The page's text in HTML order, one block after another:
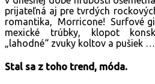
prijateľná aj pre tvrdých
romantika, Morricone! Surfové
mexické trúbky, klopot
„lahodné“ zvuky koltov a pušiek …
Stal sa z toho trend, móda.